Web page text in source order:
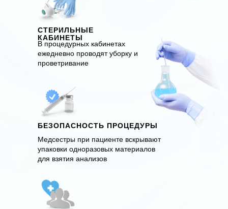
СТЕРИЛЬНЫЕ
КАБИНЕТЫ
В процедурных кабинетах
ежедневно проводят уборку и
проветривание
БЕЗОПАСНОСТЬ ПРОЦЕДУРЫ
Медсестры при пациенте вскрывают
упаковки одноразовых материалов
для взятия анализов